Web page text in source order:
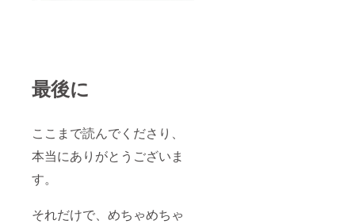
最後に
ここまで読んでくださり、
本当にありがとうございま
す。
それだけで、めちゃめちゃ